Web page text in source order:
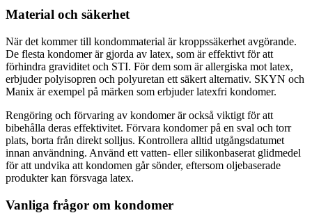
Material och säkerhet
När det kommer till kondommaterial är kroppssäkerhet avgörande.
De flesta kondomer är gjorda av latex, som är effektivt för att
förhindra graviditet och STI. För dem som är allergiska mot latex,
erbjuder polyisopren och polyuretan ett säkert alternativ. SKYN och
Manix är exempel på märken som erbjuder latexfri kondomer.
Rengöring och förvaring av kondomer är också viktigt för att
bibehålla deras effektivitet. Förvara kondomer på en sval och torr
plats, borta från direkt solljus. Kontrollera alltid utgångsdatumet
innan användning. Använd ett vatten- eller silikonbaserat glidmedel
för att undvika att kondomen går sönder, eftersom oljebaserade
produkter kan försvaga latex.
Vanliga frågor om kondomer